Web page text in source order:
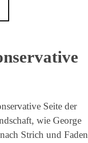
Seite der
wie George
Strich und Faden